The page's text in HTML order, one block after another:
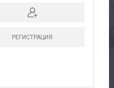
РЕГИСТРАЦИЯ